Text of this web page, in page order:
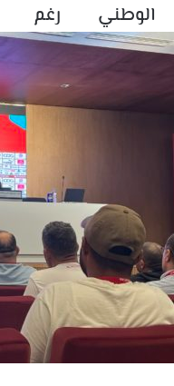
الوطني رغم